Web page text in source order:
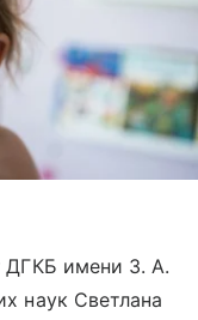
ДГКБ имени З. А.
наук Светлана